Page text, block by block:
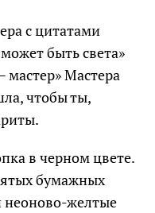
с цитатами
быть света»
мастер» Мастера
чтобы ты,
в черном цвете.
бумажных
неоново-желтые